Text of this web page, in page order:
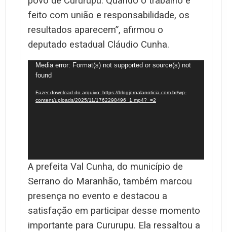
feito com união e responsabilidade, os
resultados aparecem”, afirmou o
deputado estadual Cláudio Cunha.
Tocador
de
vídeo
Media error: Format(s) not supported or source(s) not
found
Fazer download do arquivo: https://blogjornalanoticia.com.br/wp-
content/uploads/2025/11/1762298496_1.mp4?_=2
A prefeita Val Cunha, do município de
Serrano do Maranhão, também marcou
presença no evento e destacou a
satisfação em participar desse momento
importante para Cururupu. Ela ressaltou a